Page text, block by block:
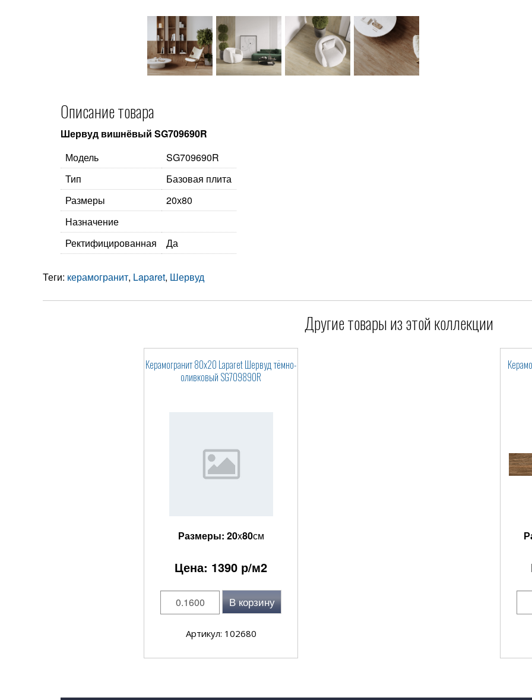
Описание товара
Шервуд вишнёвый SG709690R
Модель
SG709690R
Тип
Базовая плита
Размеры
20х80
Назначение
Ректифицированная
Да
Теги: керамогранит, Laparet, Шервуд
Другие товары из этой коллекции
Керамогранит 80x20 Laparet Шервуд тёмно-
оливковый SG709890R
Размеры: 20x80см
Цена: 1390 р/м2
В корзину
Артикул: 102680